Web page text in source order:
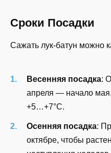
Сроки Посадки
Сажать лук-батун можно
Весенняя посадка:
апреля — начало мая,
+5…+7°C.
Осенняя посадка:
октябре, чтобы